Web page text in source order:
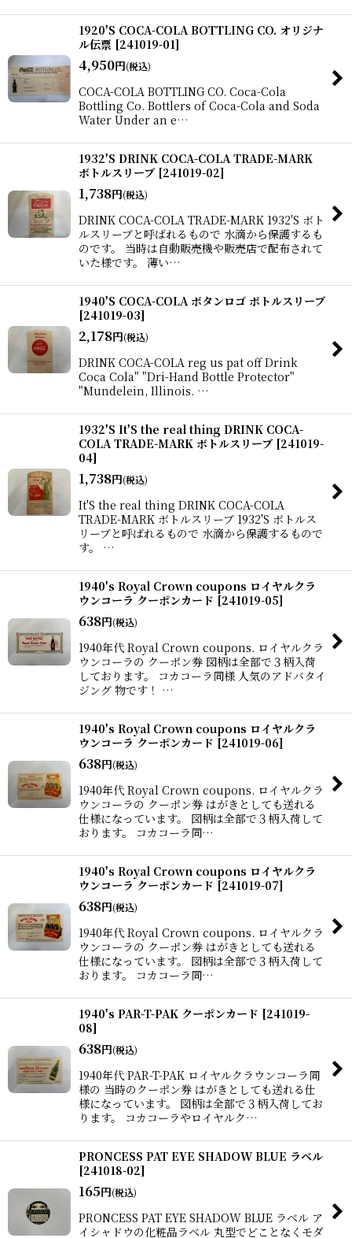
1920'S COCA-COLA BOTTLING CO. オリジナ
ル伝票 [241019-01]
4,950円(税込)
COCA-COLA BOTTLING CO. Coca-Cola
Bottling Co. Bottlers of Coca-Cola and Soda
Water Under an e…
1932'S DRINK COCA-COLA TRADE-MARK
ボトルスリーブ [241019-02]
1,738円(税込)
DRINK COCA-COLA TRADE-MARK 1932'S ボト
ルスリーブと呼ばれるもので 水滴から保護するも
のです。 当時は自動販売機や販売店で配布されて
いた様です。 薄い…
1940'S COCA-COLA ボタンロゴ ボトルスリーブ
[241019-03]
2,178円(税込)
DRINK COCA-COLA reg us pat off Drink
Coca Cola" "Dri-Hand Bottle Protector"
"Mundelein, Illinois. …
1932'S It'S the real thing DRINK COCA-
COLA TRADE-MARK ボトルスリーブ [241019-
04]
1,738円(税込)
It'S the real thing DRINK COCA-COLA
TRADE-MARK ボトルスリーブ 1932'S ボトルス
リーブと呼ばれるもので 水滴から保護するもので
す。 …
1940's Royal Crown coupons ロイヤルクラ
ウンコーラ クーポンカード [241019-05]
638円(税込)
1940年代 Royal Crown coupons. ロイヤルクラ
ウンコーラの クーポン券 図柄は全部で３柄入荷
しております。 コカコーラ同様 人気のアドバタイ
ジング 物です！ …
1940's Royal Crown coupons ロイヤルクラ
ウンコーラ クーポンカード [241019-06]
638円(税込)
1940年代 Royal Crown coupons. ロイヤルクラ
ウンコーラの クーポン券 はがきとしても送れる
仕様になっています。 図柄は全部で３柄入荷して
おります。 コカコーラ同…
1940's Royal Crown coupons ロイヤルクラ
ウンコーラ クーポンカード [241019-07]
638円(税込)
1940年代 Royal Crown coupons. ロイヤルクラ
ウンコーラの クーポン券 はがきとしても送れる
仕様になっています。 図柄は全部で３柄入荷して
おります。 コカコーラ同…
1940's PAR-T-PAK クーポンカード [241019-
08]
638円(税込)
1940年代 PAR-T-PAK ロイヤルクラウンコーラ同
様の 当時のクーポン券 はがきとしても送れる仕
様になっています。 図柄は全部で３柄入荷してお
ります。 コカコーラやロイヤルク…
PRONCESS PAT EYE SHADOW BLUE ラベル
[241018-02]
165円(税込)
PRONCESS PAT EYE SHADOW BLUE ラベル ア
イシャドウの化粧品ラベル 丸型でどことなくモダ